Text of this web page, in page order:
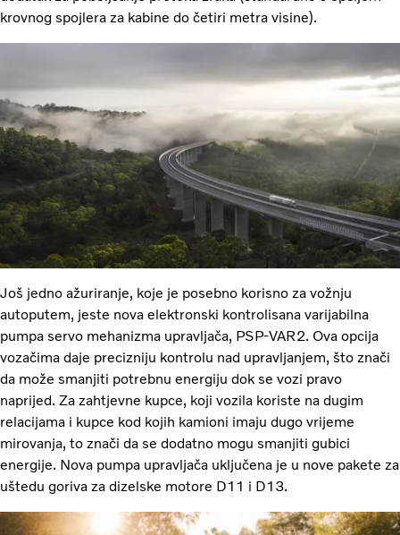
krovnog spojlera za kabine do četiri metra visine).
Još jedno ažuriranje, koje je posebno korisno za vožnju
autoputem, jeste nova elektronski kontrolisana varijabilna
pumpa servo mehanizma upravljača, PSP-VAR2. Ova opcija
vozačima daje precizniju kontrolu nad upravljanjem, što znači
da može smanjiti potrebnu energiju dok se vozi pravo
naprijed. Za zahtjevne kupce, koji vozila koriste na dugim
relacijama i kupce kod kojih kamioni imaju dugo vrijeme
mirovanja, to znači da se dodatno mogu smanjiti gubici
energije. Nova pumpa upravljača uključena je u nove pakete za
uštedu goriva za dizelske motore D11 i D13.